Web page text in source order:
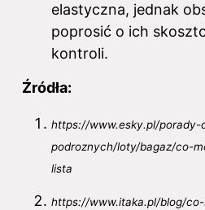
elastyczna, jednak
poprosić o ich
kontroli.
Źródła:
https://www.esky.pl/porady-
podroznych/loty/bagaz/co-
lista
https://www.itaka.pl/blog/